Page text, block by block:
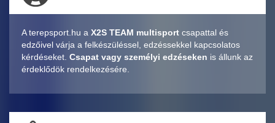
A terepsport.hu a X2S TEAM multisport csapattal és
edzőivel várja a felkészüléssel, edzéssekkel kapcsolatos
kérdéseket. Csapat vagy személyi edzéseken is állunk az
érdeklődök rendelkezésére.